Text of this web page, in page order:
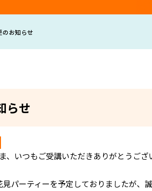
のお知らせ
らせ
いつもご受講いただきありがとうござ
パーティーを予定しておりましたが、